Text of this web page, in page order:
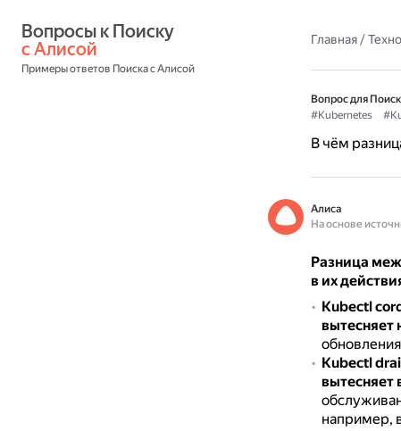
с Алисой
Примеры ответов Поиска с Алисой
Главная/
Вопрос для
#Kubernetes
В чём
Алиса
На основе
Разница
в их
Kubectl
вытесняет
Kubectl
вытесняет
например,